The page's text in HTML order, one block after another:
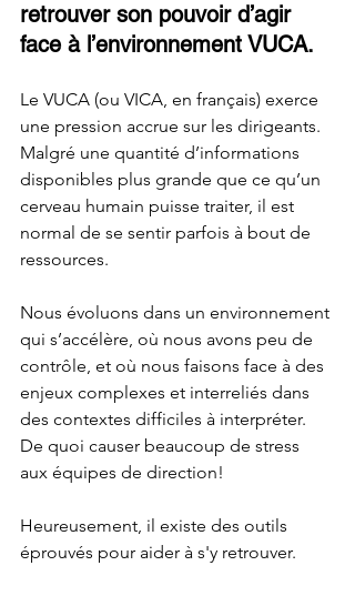
retrouver son pouvoir d’agir
face à l’environnement VUCA.
Le VUCA (ou VICA, en français) exerce
une pression accrue sur les dirigeants.
Malgré une quantité d’informations
disponibles plus grande que ce qu’un
cerveau humain puisse traiter, il est
normal de se sentir parfois à bout de
ressources.
Nous évoluons dans un environnement
qui s’accélère, où nous avons peu de
contrôle, et où nous faisons face à des
enjeux complexes et interreliés dans
des contextes difficiles à interpréter.
De quoi causer beaucoup de stress
aux équipes de direction!
Heureusement, il existe des outils
éprouvés pour aider à s'y retrouver.